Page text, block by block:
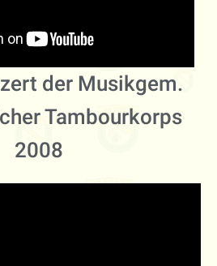
der Musikgem.
Tambourkorps
2008